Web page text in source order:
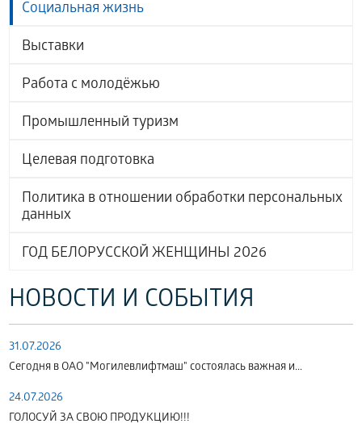
Социальная жизнь
Выставки
Работа с молодёжью
Промышленный туризм
Целевая подготовка
Политика в отношении обработки персональных
данных
ГОД БЕЛОРУССКОЙ ЖЕНЩИНЫ 2026
НОВОСТИ И СОБЫТИЯ
31.07.2026
Сегодня в ОАО "Могилевлифтмаш" состоялась важная и...
24.07.2026
ГОЛОСУЙ ЗА СВОЮ ПРОДУКЦИЮ!!!